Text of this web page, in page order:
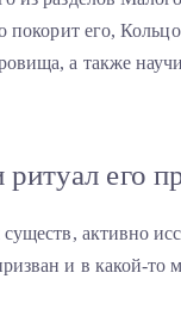
покорит его,
а также
его
активно
и в какой-то